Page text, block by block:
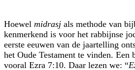
Hoewel midrasj als methode van
kenmerkend is voor het rabbijnse
eerste eeuwen van de jaartelling
het Oude Testament te vinden. Een
vooral Ezra 7:10. Daar lezen we: “